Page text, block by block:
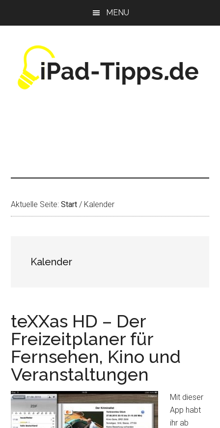
MENU
Aktuelle Seite:Start / Kalender
Kalender
teXXas HD – Der
Freizeitplaner für
Fernsehen, Kino und
Veranstaltungen
Mit dieser
App habt
ihr ab